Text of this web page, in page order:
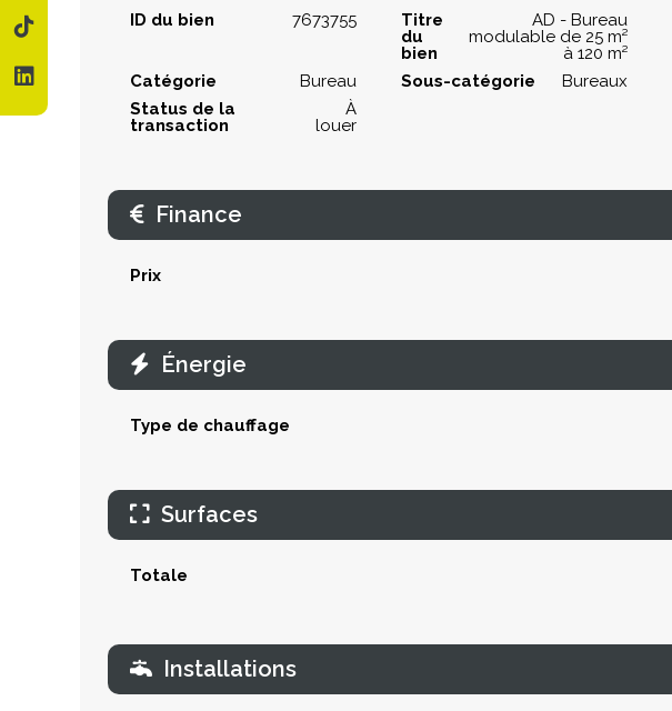
ID du bien 7673755
Titre
du
bien
AD - Bureau
modulable de 25 m²
à 120 m²
Catégorie Bureau Sous-catégorie Bureaux
Status de la
transaction
À
louer
Finance
Prix
Énergie
Type de chauffage
Surfaces
Totale
Installations